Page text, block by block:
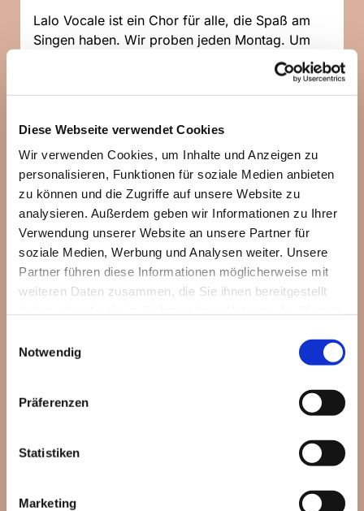
Diese Webseite verwendet Cookies
Wir verwenden Cookies, um Inhalte und Anzeigen zu
personalisieren, Funktionen für soziale Medien anbieten
zu können und die Zugriffe auf unsere Website zu
analysieren. Außerdem geben wir Informationen zu Ihrer
Verwendung unserer Website an unsere Partner für
soziale Medien, Werbung und Analysen weiter. Unsere
Partner führen diese Informationen möglicherweise mit
weiteren Daten zusammen, die Sie ihnen bereitgestellt
Notwendig
Präferenzen
Statistiken
Marketing
Lalo Vocale ist ein Chor für alle, die Spaß am
Singen haben. Wir proben jeden Montag. Um
stattfindet, könnt Ihr gerne bei Sabine Hall
telefonisch nachfragen: 0176/20105323